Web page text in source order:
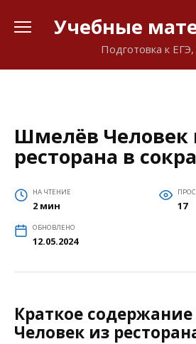
Учебные
Подготовка к
Шмелёв Человек
ресторана в
НА ЧТЕНИЕ
2 мин 17
ОБНОВЛЕНО
12.05.2024
Краткое
Человек из